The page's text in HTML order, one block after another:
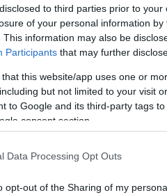
to third parties prior to
of your personal information
This information may also be
Participants that may further
that this website/app uses one or
but not limited to your visit
to Google and its third-party tags
consent section.
Data Processing Opt Outs
opt-out of the Sharing of my
die sich nicht
nicht geantwortet. Ein
Veränderung,
auch eine starke
dass sich Ungarn in die